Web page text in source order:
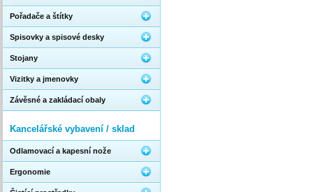
Pořadače a štítky
Spisovky a spisové desky
Stojany
Vizitky a jmenovky
Závěsné a zakládací obaly
Kancelářské vybavení / sklad
Odlamovací a kapesní nože
Ergonomie